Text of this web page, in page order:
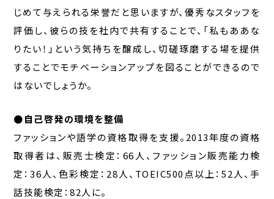
じめて与えられる栄誉だと思いますが、優秀なスタッフを
評価し、彼らの技を社内で共有することで、「私もああな
りたい！」という気持ちを醸成し、切磋琢磨する場を提供
することでモチベーションアップを図ることができるので
はないでしょうか。
●自己啓発の環境を整備
ファッションや語学の資格取得を支援。2013年度の資格
取得者は、販売士検定：66人、ファッション販売能力検
定：36人、色彩検定：28人、TOEIC500点以上：52人、手
話技能検定：82人に。